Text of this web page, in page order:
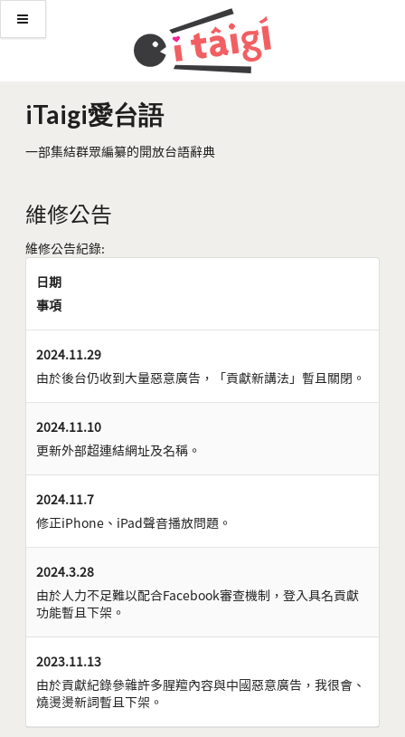
iTaigi愛台語
一部集結群眾編纂的開放台語辭典
維修公告
維修公告紀錄:
日期
事項
2024.11.29
由於後台仍收到大量惡意廣告，「貢獻新講法」暫且關閉。
2024.11.10
更新外部超連結網址及名稱。
2024.11.7
修正iPhone、iPad聲音播放問題。
2024.3.28
由於人力不足難以配合Facebook審查機制，登入具名貢獻
功能暫且下架。
2023.11.13
由於貢獻紀錄參雜許多腥羶內容與中國惡意廣告，我很會、
燒燙燙新詞暫且下架。